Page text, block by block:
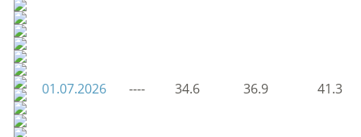
01.07.2026 ---- 34.6 36.9 41.3